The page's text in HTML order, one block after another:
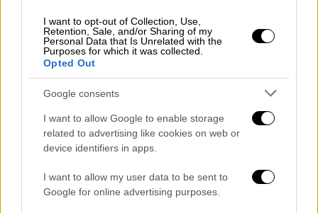
I want to opt-out of Collection, Use,
Retention, Sale, and/or Sharing of my
Personal Data that Is Unrelated with the
Purposes for which it was collected.
Opted Out
Google consents
I want to allow Google to enable storage
related to advertising like cookies on web or
device identifiers in apps.
I want to allow my user data to be sent to
Google for online advertising purposes.
Οι εναλλακτικές για το επιβατικό
κοινό
Για τη διευκόλυνσή του το επιβατικό κοινό,
μπορεί να επιλέξει μία από τις παρακάτω
διαθέσιμες εναλλακτικές:
Δωρεάν αλλαγή του εισιτηρίου σε
μελλοντική πτήση του ίδιου